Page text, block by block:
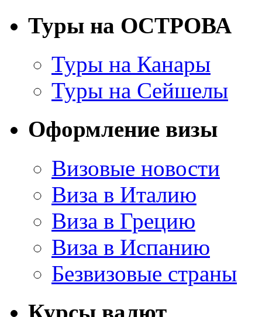
Туры на ОСТРОВА
Туры на Канары
Туры на Сейшелы
Оформление визы
Визовые новости
Виза в Италию
Виза в Грецию
Виза в Испанию
Безвизовые страны
Курсы валют